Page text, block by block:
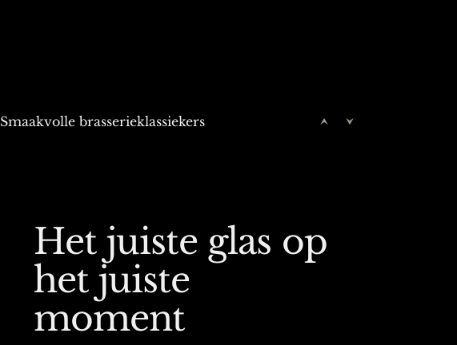
Smaakvolle brasserieklassiekers
Het juiste glas op
het juiste
moment